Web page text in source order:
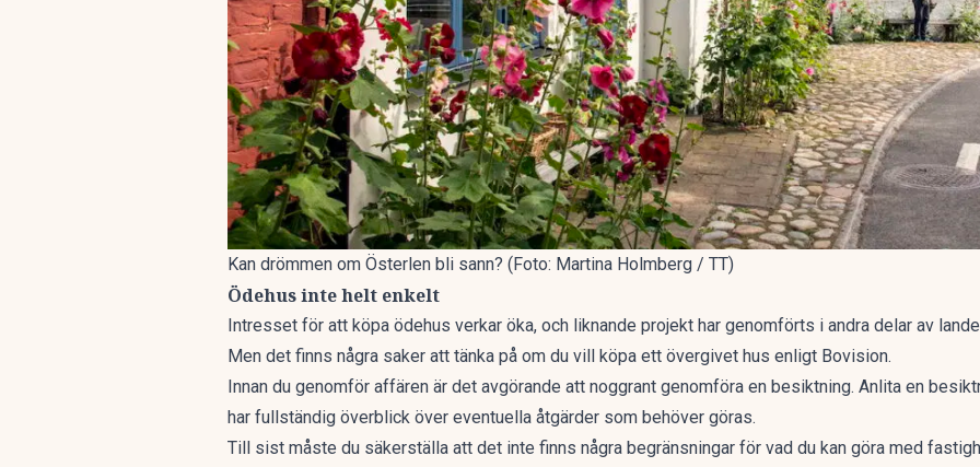
Kan drömmen om Österlen bli sann? (Foto: Martina Holmberg / TT)
Ödehus inte helt enkelt
Intresset för att köpa ödehus verkar öka, och liknande projekt har genomförts i andra delar av
Men det finns några saker att tänka på om du vill köpa ett övergivet hus enligt Bovision.
Innan du genomför affären är det avgörande att noggrant genomföra en besiktning. Anlita en
har fullständig överblick över eventuella åtgärder som behöver göras.
Till sist måste du säkerställa att det inte finns några begränsningar för vad du kan göra med